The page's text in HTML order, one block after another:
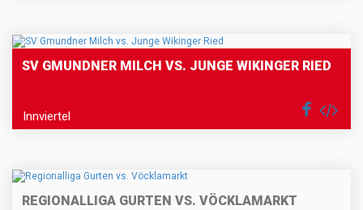
SV GMUNDNER MILCH VS. JUNGE WIKINGER RIED
Innviertel
REGIONALLIGA GURTEN VS. VÖCKLAMARKT